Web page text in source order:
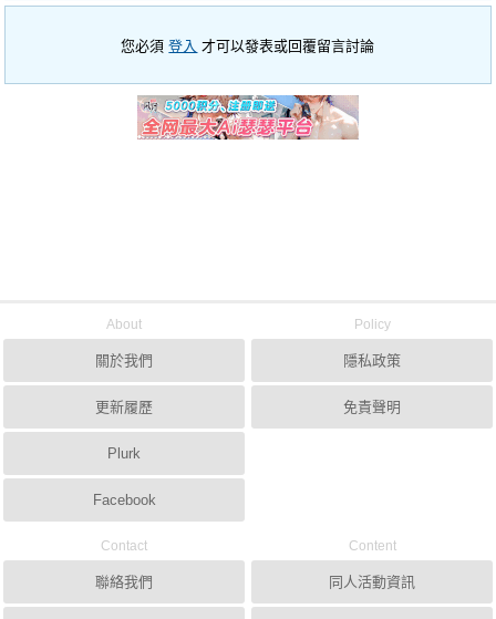
您必須登入 才可以發表或回覆留言討論
About
關於我們
更新履歷
Plurk
Facebook
Policy
隱私政策
免責聲明
Contact
聯絡我們
Content
同人活動資訊